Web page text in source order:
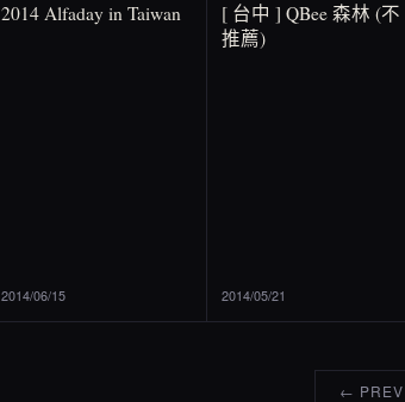
2014 Alfaday in Taiwan
2014/06/15
[ 台中 ] QBee 森林 (不
推薦)
2014/05/21
← PREV